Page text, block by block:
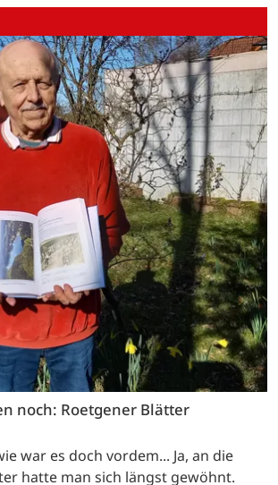
noch: Roetgener Blätter
war es doch vordem... Ja, an die
hatte man sich längst gewöhnt.